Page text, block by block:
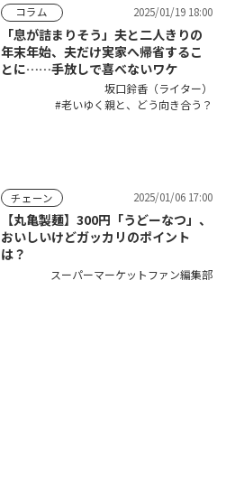
コラム 2025/01/19 18:00
「息が詰まりそう」夫と二人きりの
年末年始、夫だけ実家へ帰省するこ
とに……手放しで喜べないワケ
坂口鈴香（ライター）
老いゆく親と、どう向き合う？
チェーン 2025/01/06 17:00
【丸亀製麺】300円「うどーなつ」、
おいしいけどガッカリのポイント
は？
スーパーマーケットファン編集部